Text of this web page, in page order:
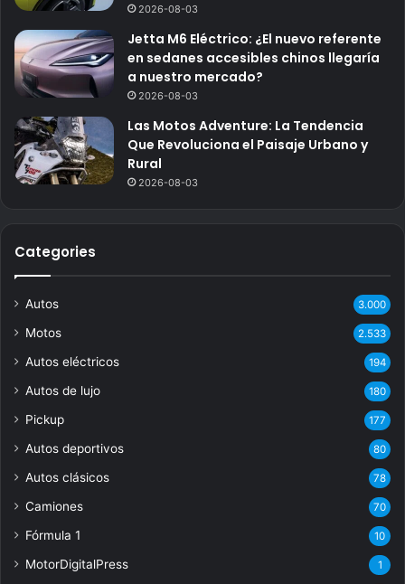
2026-08-03
Jetta M6 Eléctrico: ¿El nuevo referente
en sedanes accesibles chinos llegaría
a nuestro mercado?
2026-08-03
Las Motos Adventure: La Tendencia
Que Revoluciona el Paisaje Urbano y
Rural
2026-08-03
Categories
Autos 3.000
Motos 2.533
Autos eléctricos 194
Autos de lujo 180
Pickup 177
Autos deportivos 80
Autos clásicos 78
Camiones 70
Fórmula 1 10
MotorDigitalPress 1